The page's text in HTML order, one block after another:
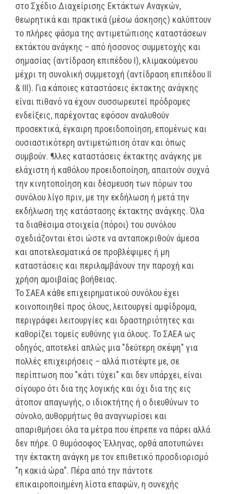
στο Σχέδιο Διαχείρισης Εκτάκτων Αναγκών,
θεωρητικά και πρακτικά (μέσω άσκησης) καλύπτουν
το πλήρες φάσμα της αντιμετώπισης καταστάσεων
εκτάκτου ανάγκης – από ήσσονος συμμετοχής και
σημασίας (αντίδραση επιπέδου Ι), κλιμακούμενου
μέχρι τη συνολική συμμετοχή (αντίδραση επιπέδου ΙΙ
& ΙΙΙ). Για κάποιες καταστάσεις έκτακτης ανάγκης
είναι πιθανό να έχουν συσσωρευτεί πρόδρομες
ενδείξεις, παρέχοντας εφόσον αναλυθούν
προσεκτικά, έγκαιρη προειδοποίηση, επομένως και
ουσιαστικότερη αντιμετώπιση όταν και όπως
συμβούν. ¶λλες καταστάσεις έκτακτης ανάγκης με
ελάχιστη ή καθόλου προειδοποίηση, απαιτούν συχνά
την κινητοποίηση και δέσμευση των πόρων του
συνόλου λίγο πριν, με την εκδήλωση ή μετά την
εκδήλωση της κατάστασης έκτακτης ανάγκης. Όλα
τα διαθέσιμα στοιχεία (πόροι) του συνόλου
σχεδιάζονται έτσι ώστε να ανταποκριθούν άμεσα
και αποτελεσματικά σε προβλέψιμες ή μη
καταστάσεις και περιλαμβάνουν την παροχή και
χρήση αμοιβαίας βοήθειας.
Το ΣΑΕΑ κάθε επιχειρηματικού συνόλου έχει
κοινοποιηθεί προς όλους, λειτουργεί αμφίδρομα,
περιγράφει λειτουργίες και δραστηριότητες και
καθορίζει τομείς ευθύνης για όλους. Το ΣΑΕΑ ως
οδηγός, αποτελεί απλώς μια "δεύτερη σκέψη" για
πολλές επιχειρήσεις – αλλά πιστέψτε με, σε
περίπτωση που "κάτι τύχει" και δεν υπάρχει, είναι
σίγουρο ότι δια της λογικής και όχι δια της εις
άτοπον απαγωγής, ο ιδιοκτήτης ή ο διευθύνων το
σύνολο, αυθορμήτως θα αναγνωρίσει και
απαριθμήσει όλα τα μέτρα που έπρεπε να πάρει αλλά
δεν πήρε. Ο θυμόσοφος Έλληνας, ορθά αποτυπώνει
την έκτακτη ανάγκη με τον επιθετικό προσδιορισμό
"η κακιά ώρα". Πέρα από την πάντοτε
επικαιροποιημένη λίστα επαφών, η συνεχής